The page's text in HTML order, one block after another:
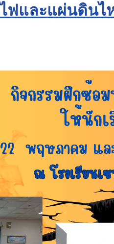
ฟและแผ่นดินไ